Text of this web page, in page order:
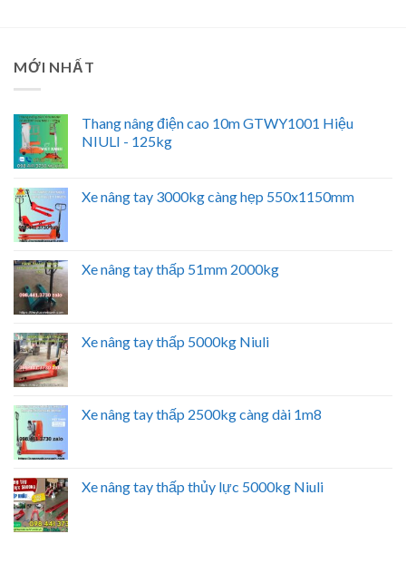
MỚI NHẤT
Thang nâng điện cao 10m GTWY1001 Hiệu
NIULI - 125kg
Xe nâng tay 3000kg càng hẹp 550x1150mm
Xe nâng tay thấp 51mm 2000kg
Xe nâng tay thấp 5000kg Niuli
Xe nâng tay thấp 2500kg càng dài 1m8
Xe nâng tay thấp thủy lực 5000kg Niuli